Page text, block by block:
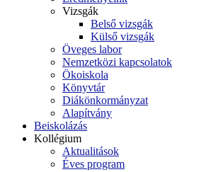
Vizsgák
Belső vizsgák
Külső vizsgák
Öveges labor
Nemzetközi kapcsolatok
Ökoiskola
Könyvtár
Diákönkormányzat
Alapítvány
Beiskolázás
Kollégium
Aktualitások
Éves program